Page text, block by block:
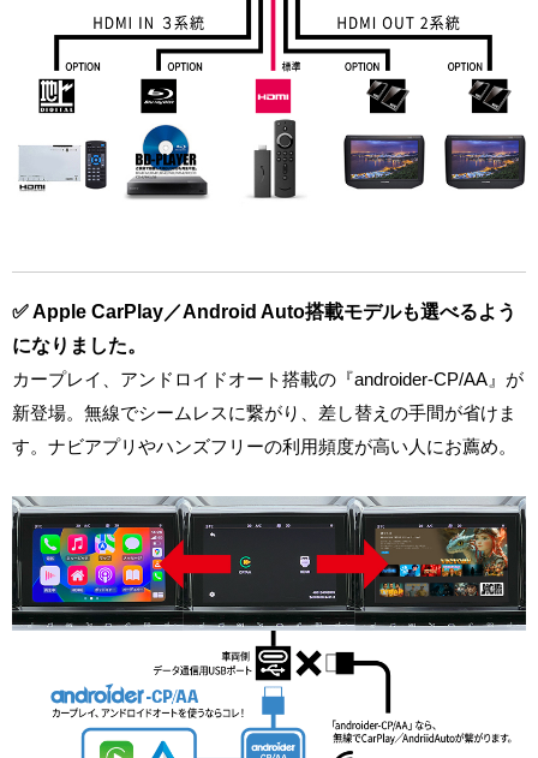
✅ Apple CarPlay／Android Auto搭載モデルも選べるよう
になりました。
カープレイ、アンドロイドオート搭載の『androider-CP/AA』が
新登場。無線でシームレスに繋がり、差し替えの手間が省けま
す。ナビアプリやハンズフリーの利用頻度が高い人にお薦め。